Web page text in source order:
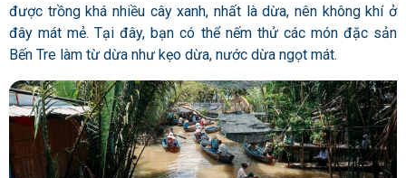
được trồng khá nhiều cây xanh, nhất là dừa, nên không khí ở
đây mát mẻ. Tại đây, bạn có thể nếm thử các món đặc sản
Bến Tre làm từ dừa như kẹo dừa, nước dừa ngọt mát.